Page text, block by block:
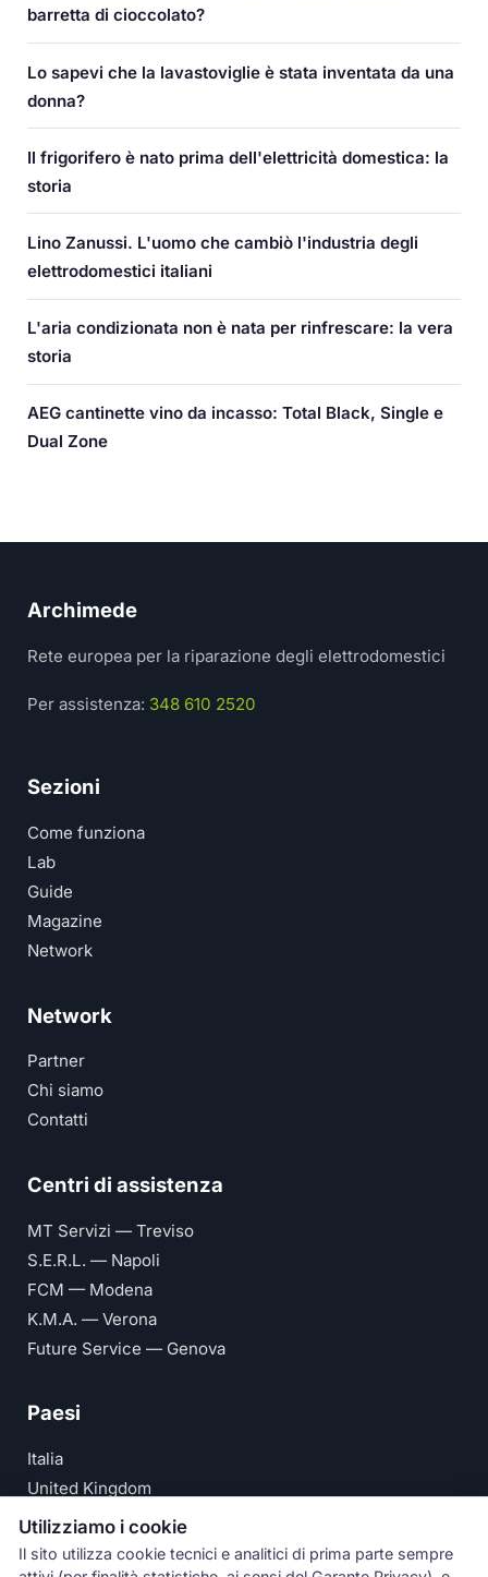
barretta di cioccolato?
Lo sapevi che la lavastoviglie è stata inventata da una
donna?
Il frigorifero è nato prima dell'elettricità domestica: la
storia
Lino Zanussi. L'uomo che cambiò l'industria degli
elettrodomestici italiani
L'aria condizionata non è nata per rinfrescare: la vera
storia
AEG cantinette vino da incasso: Total Black, Single e
Dual Zone
Archimede
Rete europea per la riparazione degli elettrodomestici
Per assistenza: 348 610 2520
Sezioni
Come funziona
Lab
Guide
Magazine
Network
Network
Partner
Chi siamo
Contatti
Centri di assistenza
MT Servizi — Treviso
S.E.R.L. — Napoli
FCM — Modena
K.M.A. — Verona
Future Service — Genova
Paesi
Italia
United Kingdom
Deutschland
España
Utilizziamo i cookie
Il sito utilizza cookie tecnici e analitici di prima parte sempre